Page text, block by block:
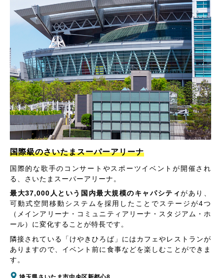
国際級のさいたまスーパーアリーナ
国際的な歌手のコンサートやスポーツイベントが開催され
る、さいたまスーパーアリーナ。
最大37,000人という国内最大規模のキャパシティがあり、
可動式空間移動システムを採用したことでステージが4つ
（メインアリーナ・コミュニティアリーナ・スタジアム・ホ
ール）に変化することが特長です。
隣接されている「けやきひろば」にはカフェやレストランが
ありますので、イベント前に食事などを楽しむことができま
す。